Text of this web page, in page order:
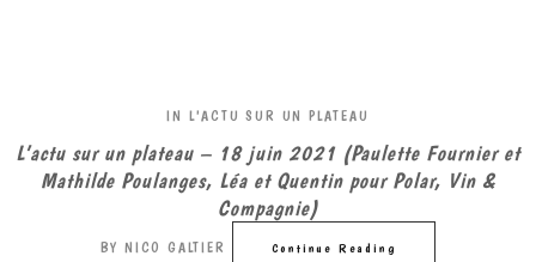
IN L'ACTU SUR UN PLATEAU
L’actu sur un plateau – 18 juin 2021 (Paulette Fournier et
Mathilde Poulanges, Léa et Quentin pour Polar, Vin &
Compagnie)
BY NICO GALTIER Continue Reading